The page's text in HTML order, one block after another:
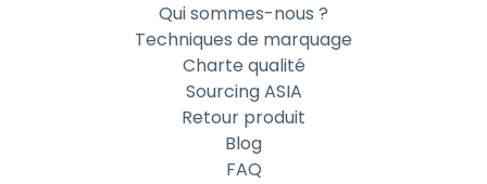
Qui sommes-nous ?
Techniques de marquage
Charte qualité
Sourcing ASIA
Retour produit
Blog
FAQ